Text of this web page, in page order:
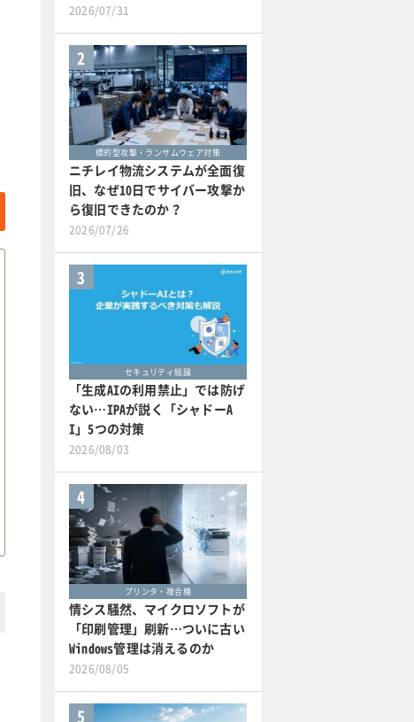
2026/07/31
2
標的型攻撃・ランサムウェア対策
ニチレイ物流システムが全面復
旧、なぜ10日でサイバー攻撃か
ら復旧できたのか？
2026/07/26
3
セキュリティ総論
「生成AIの利用禁止」では防げ
ない…IPAが説く「シャドーA
I」5つの対策
2026/08/03
4
プリンタ・複合機
情シス騒然、マイクロソフトが
「印刷管理」刷新…ついに古い
Windows管理は消えるのか
2026/08/05
5